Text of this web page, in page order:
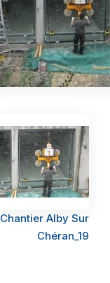
Chantier Alby Sur
Chéran_19